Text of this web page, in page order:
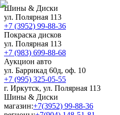
Шины & Диски
ул. Полярная 113
+7 (3952) 99-88-36
Покраска дисков
ул. Полярная 113
+7 (983) 699-88-68
Аукцион авто
ул. Баррикад 60д, оф. 10
+7 (995) 325-05-55
г. Иркутск, ул. Полярная 113
Шины & Диски
магазин:+7(3952) 99-88-36